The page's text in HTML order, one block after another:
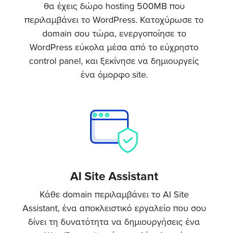
θα έχεις δώρο hosting 500MB που
περιλαμβάνει το WordPress. Κατοχύρωσε το
domain σου τώρα, ενεργοποίησε το
WordPress εύκολα μέσα από το εύχρηστο
control panel, και ξεκίνησε να δημιουργείς
ένα όμορφο site.
AI Site Assistant
Κάθε domain περιλαμβάνει το AI Site
Assistant, ένα αποκλειστικό εργαλείο που σου
δίνει τη δυνατότητα να δημιουργήσεις ένα